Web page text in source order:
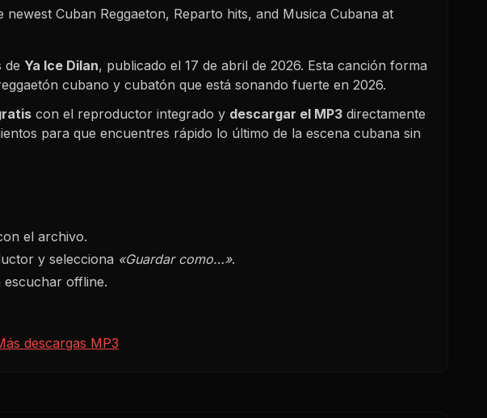
Cuban Reggaeton, Reparto hits, and Musica Cubana at
de Ya Ice Dilan, publicado el 17 de abril de 2026. Esta canción forma
cubano y cubatón que está sonando fuerte en 2026.
con el reproductor integrado y descargar el MP3 directamente
para que encuentres rápido lo último de la escena cubana sin
el archivo.
y selecciona «Guardar como…».
escuchar offline.
descargas MP3